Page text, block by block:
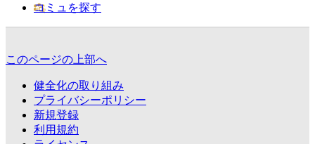
コミュを探す
このページの上部へ
健全化の取り組み
プライバシーポリシー
新規登録
利用規約